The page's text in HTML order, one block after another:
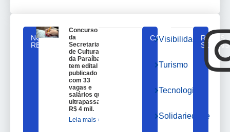
NOTICIAS
RELACIONADAS
Concurso
da
Secretaria
de Cultura
da Paraíba
tem edital
publicado
com 33
vagas e
salários que
ultrapassam
R$ 4 mil.
Leia mais »
CATEGORIAS
Visibilidade
Turismo
Tecnologia
Solidariedade
REDES
SOCIAIS